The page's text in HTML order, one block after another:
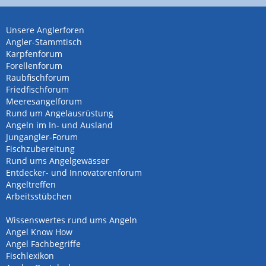
Unsere Anglerforen
Angler-Stammtisch
Karpfenforum
Forellenforum
Raubfischforum
Friedfischforum
Meeresangelforum
Rund um Angelausrüstung
Angeln im In- und Ausland
Jungangler-Forum
Fischzubereitung
Rund ums Angelgewässer
Entdecker- und Innovatorenforum
Angeltreffen
Arbeitsstübchen
Wissenswertes rund ums Angeln
Angel Know How
Angel Fachbegriffe
Fischlexikon